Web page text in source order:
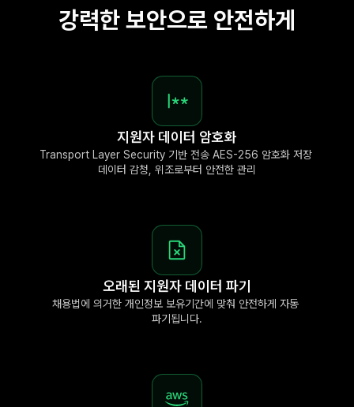
강력한 보안으로 안전하게
지원자 데이터 암호화
Transport Layer Security 기반 전송 AES-256 암호화 저장
데이터 감청, 위조로부터 안전한 관리
오래된 지원자 데이터 파기
채용법에 의거한 개인정보 보유기간에 맞춰 안전하게 자동
파기됩니다.